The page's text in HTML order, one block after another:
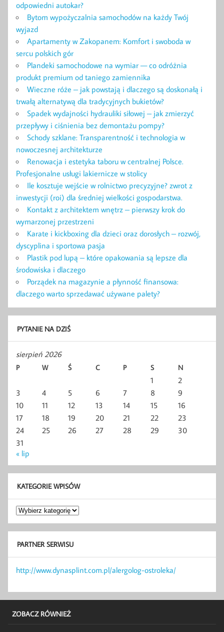
odpowiedni autokar?
Bytom wypożyczalnia samochodów na każdy Twój
wyjazd
Apartamenty w Zakopanem: Komfort i swoboda w
sercu polskich gór
Plandeki samochodowe na wymiar — co odróżnia
produkt premium od taniego zamiennika
Wieczne róże – jak powstają i dlaczego są doskonałą i
trwałą alternatywą dla tradycyjnych bukietów?
Spadek wydajności hydrauliki siłowej – jak zmierzyć
przepływy i ciśnienia bez demontażu pompy?
Schody szklane: Transparentność i technologia w
nowoczesnej architekturze
Renowacja i estetyka taboru w centralnej Polsce.
Profesjonalne usługi lakiernicze w stolicy
Ile kosztuje wejście w rolnictwo precyzyjne? zwrot z
inwestycji (roi) dla średniej wielkości gospodarstwa.
Kontakt z architektem wnętrz – pierwszy krok do
wymarzonej przestrzeni
Karate i kickboxing dla dzieci oraz dorosłych – rozwój,
dyscyplina i sportowa pasja
Plastik pod lupą – które opakowania są lepsze dla
środowiska i dlaczego
Porządek na magazynie a płynność finansowa:
dlaczego warto sprzedawać używane palety?
PYTANIE NA DZIŚ
sierpień 2026
P W Ś C P S N
1
2
3
4 5 6 7 8
9
10
11 12 13 14 15
16
17
18 19 20 21 22
23
24
25 26 27 28 29
30
31
« lip
KATEGORIE WPISÓW
Kategorie
wpisów
PARTNER SERWISU
http://www.dynasplint.com.pl/alergolog-ostroleka/
ZOBACZ RÓWNIEŻ